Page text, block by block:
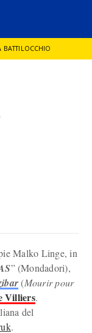
BATTILOCCHIO
DE CATALDO
Malko Linge, in
” (Mondadori),
(Mourir pour
Villiers.
del
.